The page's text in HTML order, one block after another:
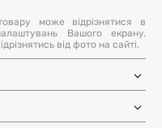
може відрізнятися в
Вашого екрану.
від фото на сайті.
1-3 дні
після SMS-підтвердження про